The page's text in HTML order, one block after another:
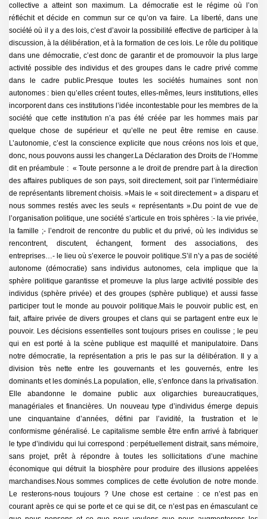
collective a atteint son maximum. La démocratie est le régime où l’on
réfléchit et décide en commun sur ce qu’on va faire. La liberté, dans une
société où il y a des lois, c’est d’avoir la possibilité effective de participer à la
discussion, à la délibération, et à la formation de ces lois. Le rôle du politique
dans une démocratie, c’est donc de garantir et de promouvoir la plus large
activité possible des individus et des groupes dans le cadre privé comme
dans le cadre public.Presque toutes les sociétés humaines sont non
autonomes : bien qu’elles créent toutes, elles-mêmes, leurs institutions, elles
incorporent dans ces institutions l’idée incontestable pour les membres de la
société que cette institution n’a pas été créée par les hommes mais par
quelque chose de supérieur et qu’elle ne peut être remise en cause.
L’autonomie, c’est la conscience explicite que nous créons nos lois et que,
donc, nous pouvons aussi les changer.La Déclaration des Droits de l’Homme
dit en préambule : « Toute personne a le droit de prendre part à la direction
des affaires publiques de son pays, soit directement, soit par l’intermédiaire
de représentants librement choisis. »Mais le « soit directement » a disparu et
nous sommes restés avec les seuls « représentants ».Du point de vue de
l’organisation politique, une société s’articule en trois sphères :- la vie privée,
la famille ;- l’endroit de rencontre du public et du privé, où les individus se
rencontrent, discutent, échangent, forment des associations, des
entreprises…- le lieu où s’exerce le pouvoir politique.S’il n’y a pas de société
autonome (démocratie) sans individus autonomes, cela implique que la
sphère politique garantisse et promeuve la plus large activité possible des
individus (sphère privée) et des groupes (sphère publique) et aussi fasse
participer tout le monde au pouvoir politique.Mais le pouvoir public est, en
fait, affaire privée de divers groupes et clans qui se partagent entre eux le
pouvoir. Les décisions essentielles sont toujours prises en coulisse ; le peu
qui en est porté à la scène publique est maquillé et manipulatoire. Dans
notre démocratie, la représentation a pris le pas sur la délibération. Il y a
division très nette entre les gouvernants et les gouvernés, entre les
dominants et les dominés.La population, elle, s’enfonce dans la privatisation.
Elle abandonne le domaine public aux oligarchies bureaucratiques,
managériales et financières. Un nouveau type d’individus émerge depuis
une cinquantaine d’années, défini par l’avidité, la frustration et le
conformisme généralisé. Le capitalisme semble être enfin arrivé à fabriquer
le type d’individu qui lui correspond : perpétuellement distrait, sans mémoire,
sans projet, prêt à répondre à toutes les sollicitations d’une machine
économique qui détruit la biosphère pour produire des illusions appelées
marchandises.Nous sommes complices de cette évolution de notre monde.
Le resterons-nous toujours ? Une chose est certaine : ce n’est pas en
courant après ce qui se porte et ce qui se dit, ce n’est pas en émasculant ce